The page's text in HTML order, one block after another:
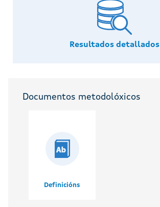
Resultados detallados
Documentos metodolóxicos
Definicións